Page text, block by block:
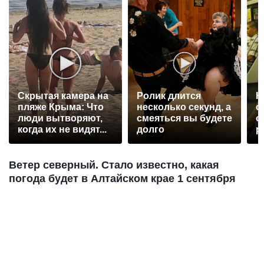
Скрытая камера на
пляже Крыма: Что
люди вытворяют,
когда их не видят...
Ролик длится
несколько секунд, а
смеяться вы будете
долго
Ветер северный. Стало известно, какая
погода будет в Алтайском крае 1 сентября